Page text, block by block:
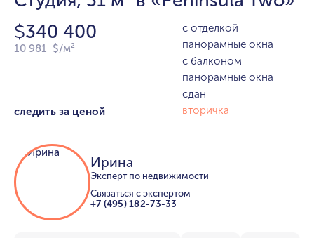
$340 400
10 981 $/м²
следить за ценой
с отделкой
панорамные окна
с балконом
панорамные окна
сдан
вторичка
Ирина
Эксперт по недвижимости
Связаться с экспертом
+7 (495) 182-73-33